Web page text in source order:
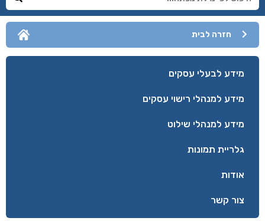
חזרה לבית
מידע לבעלי עסקים
מידע למנהלי רישוי עסקים
מידע למנהלי שילוט
גלריית תמונות
אודות
צור קשר